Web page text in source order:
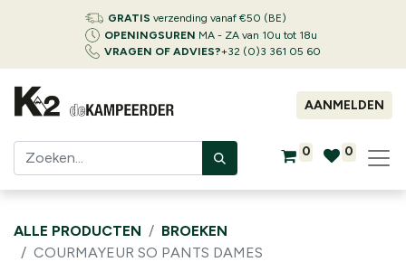
GRATIS verzending vanaf €50 (BE)
OPENINGSUREN MA - ZA van 10u tot 18u
VRAGEN OF ADVIES?+32 (0)3 361 05 60
AANMELDEN
0 0
ALLE PRODUCTEN
BROEKEN
COURMAYEUR SO PANTS DAMES